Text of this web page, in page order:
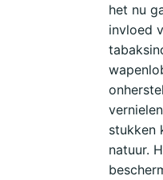
het nu
invloed
stukken
natuur.